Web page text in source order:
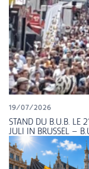
19/07/2026
STAND DU B.U.B. LE
JULI IN BRUSSEL –